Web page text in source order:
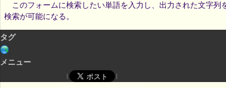
このフォームに検索したい単語を入力し、出力された文字
検索が可能になる。
タグ
メニュー